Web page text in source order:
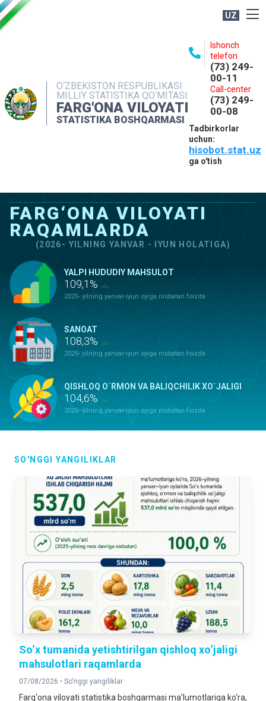
UZ
O‘ZBEKISTON RESPUBLIKASI
MILLIY STATISTIKA QO‘MITASI
FARG'ONA VILOYATI
STATISTIKA BOSHQARMASI
Ishonch
telefon
(73) 249-
00-11
Call-center
(73) 249-
00-08
Tadbirkorlar
uchun:
hisobot.stat.uz
ga o'tish
NASHRLAR
INTERAKTIV XIZMATLAR
MATBUOT XIZMATI
FARG‘ONA VILOYATI
RAQAMLARDA
(2026- YILNING YANVAR - IYUN HOLATIGA)
YALPI HUDUDIY MAHSULOT
109,1%
2025- yilning yanvar-iyun oyiga nisbatan foizda
SANOAT
108,3%
2025- yilning yanvar-iyun oyiga nisbatan foizda
QISHLOQ O`RMON VA BALIQCHILIK XO`JALIGI
104,6%
2025- yilning yanvar-iyun oyiga nisbatan foizda
146,7%
QURILISH ISHLARI
122,7%
2025- yilning yanvar-iyun oyiga nisbatan foizda
YUK AYLANMASI
2025- yilning yanvar-iyun oyiga nisbatan foizda
YO'LOVCHI AYLANMASI
102,0%
CHAKANA TOVAR AYLANMASI
111,5%
2025- yilning yanvar-iyun oyiga nisbatan foizda
SO'NGGI YANGILIKLAR
So‘x tumanida yetishtirilgan qishloq xo‘jaligi
mahsulotlari raqamlarda
07/08/2026 • So'nggi yangiliklar
Farg‘ona viloyati statistika boshqarmasi ma’lumotlariga ko‘ra,